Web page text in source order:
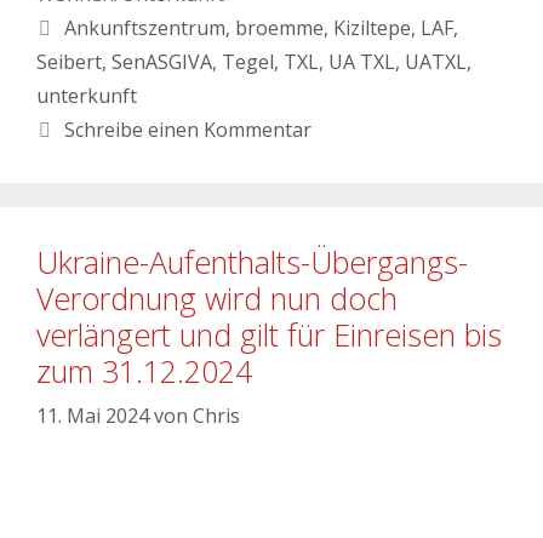
Ankunftszentrum, broemme, Kiziltepe, LAF,
Seibert, SenASGIVA, Tegel, TXL, UA TXL, UATXL,
unterkunft
Schreibe einen Kommentar
Ukraine-Aufenthalts-Übergangs-
Verordnung wird nun doch
verlängert und gilt für Einreisen bis
zum 31.12.2024
11. Mai 2024von Chris